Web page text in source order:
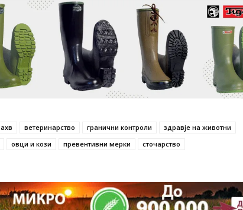
ахв ветеринарство гранични контроли
здравје на животни
овци и кози превентивни мерки
сточарство